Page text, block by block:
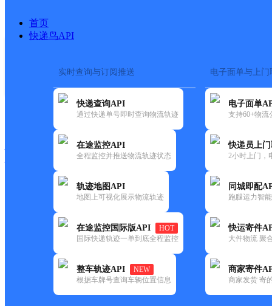
首页
快递鸟API
实时查询与订阅推送
快递查询API
通过快递单号即时查询物流轨迹
在途监控API
全程监控并推送物流轨迹状态
轨迹地图API
地图上可视化展示物流轨迹
在途监控国际版API
HOT
国际快递轨迹一单到底全程监控
整车轨迹API
NEW
根据车牌号查询车辆位置信息
电子面单与上门
电子面单
支持60+物流
快递员上
2小时上门，
同城即配
跑腿运力智
快运寄件
大件物流 聚
商家寄件
商家发货 寄
快运大全 快递时效
邮政
天子山邮政所
更新时间：2021-12-03 00:00:00